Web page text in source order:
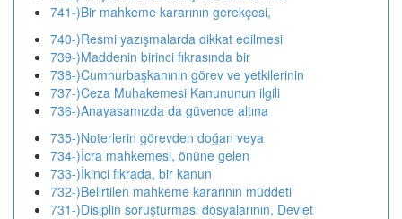
741-)Bir mahkeme kararının gerekçesi,
740-)Resmi yazışmalarda dikkat edilmesi
739-)Maddenin birinci fıkrasında bir
738-)Cumhurbaşkanının görev ve yetkilerinin
737-)Ceza Muhakemesi Kanununun ilgili
736-)Anayasamızda da güvence altına
735-)Noterlerin görevden doğan veya
734-)İcra mahkemesi, önüne gelen
733-)İkinci fıkrada, bir kanun
732-)Belirtilen mahkeme kararının müddeti
731-)Disiplin soruşturması dosyalarının, Devlet